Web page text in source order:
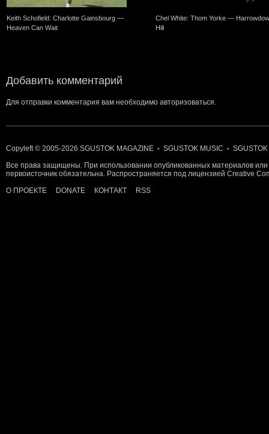
Keith Schofield: Charlotte Gainsbourg —
Heaven Can Wait
Chel White: Thom Yorke —
Hill
Добавить комментарий
Для отправки комментария вам необходимо авторизоваться.
Copyleft © 2005-2026 SGUSTOK MAGAZINE • SGUSTOK MUSIC •
Все права защищены. При использовании опубликованных материалов
первоисточник обязательна. Распространяется под лицензией Creative
О ПРОЕКТЕ
DONATE КОНТАКТ RSS